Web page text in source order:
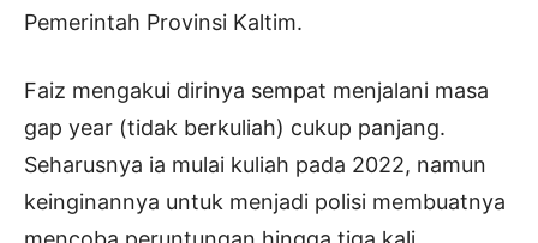
Pemerintah Provinsi Kaltim.
Faiz mengakui dirinya sempat menjalani masa
gap year (tidak berkuliah) cukup panjang.
Seharusnya ia mulai kuliah pada 2022, namun
keinginannya untuk menjadi polisi membuatnya